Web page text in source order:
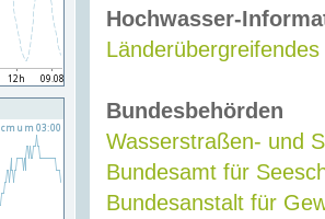
Hochwasser-
Bundesbehörden
Wasserstraßen- und
Bundesamt für
Bundesanstalt für